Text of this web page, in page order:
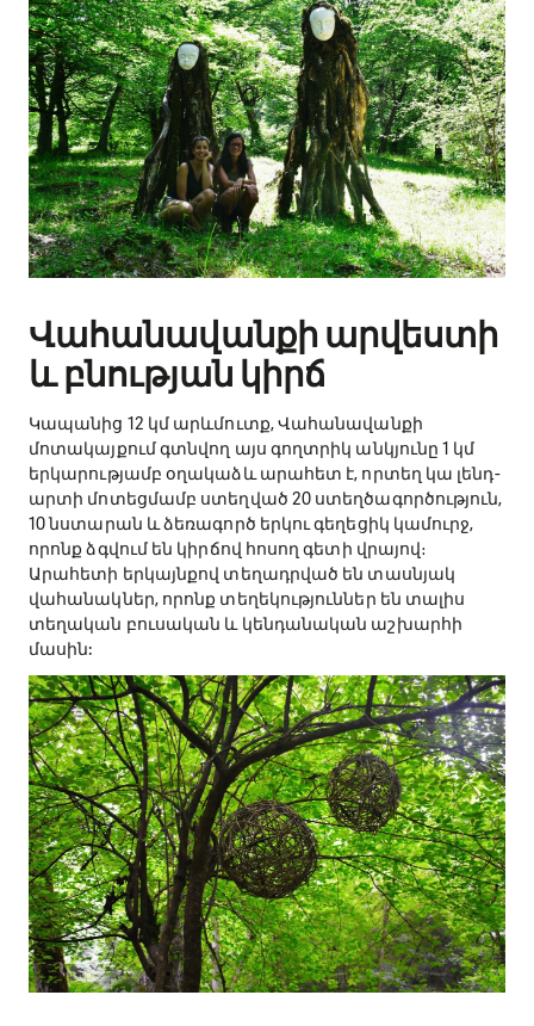
Վահանավանքի արվեստի
և բնության կիրճ
​Կապանից 12 կմ արևմուտք, Վահանավանքի
մոտակայքում գտնվող այս գողտրիկ անկյունը 1 կմ
երկարությամբ օղակաձև արահետ է, որտեղ կա լենդ-
արտի մոտեցմամբ ստեղված 20 ստեղծագործություն,
10 նստարան և ձեռագործ երկու գեղեցիկ կամուրջ,
որոնք ձգվում են կիրճով հոսող գետի վրայով։
Արահետի երկայնքով տեղադրված են տասնյակ
վահանակներ, որոնք տեղեկություններ են տալիս
տեղական բուսական և կենդանական աշխարհի
մասին: